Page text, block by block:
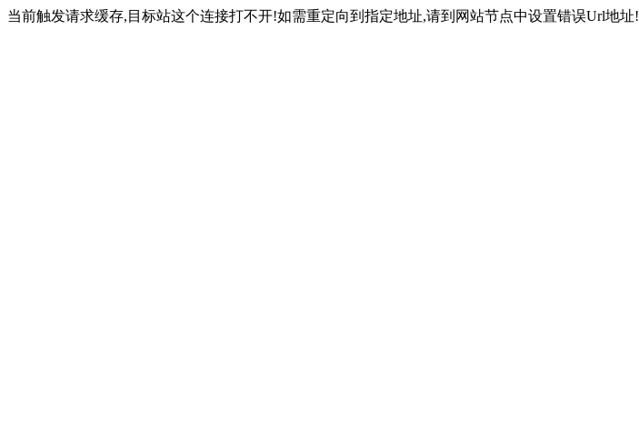
当前触发请求缓存,目标站这个连接打不开!如需重定向到指定地址,请到网站节点中设置错误Url地址!